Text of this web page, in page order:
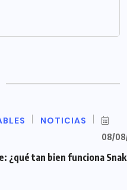
NOTICIAS
08/
¿qué tan bien funciona